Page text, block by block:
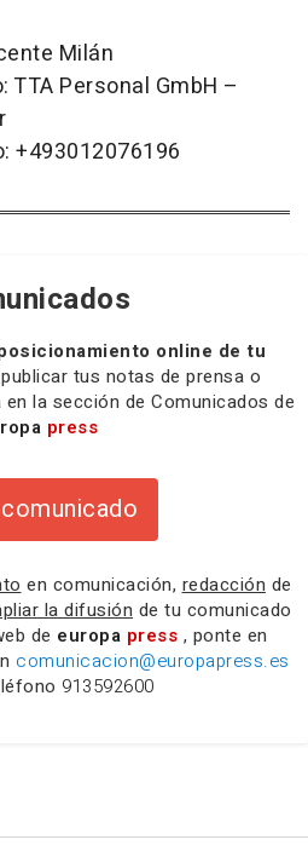
Milán
Personal GmbH –
+493012076196
online de tu
tus notas de prensa o
la sección de Comunicados de
press
en comunicación, redacción de
la difusión de tu comunicado
de europa press , ponte en
comunicacion@europapress.es
913592600